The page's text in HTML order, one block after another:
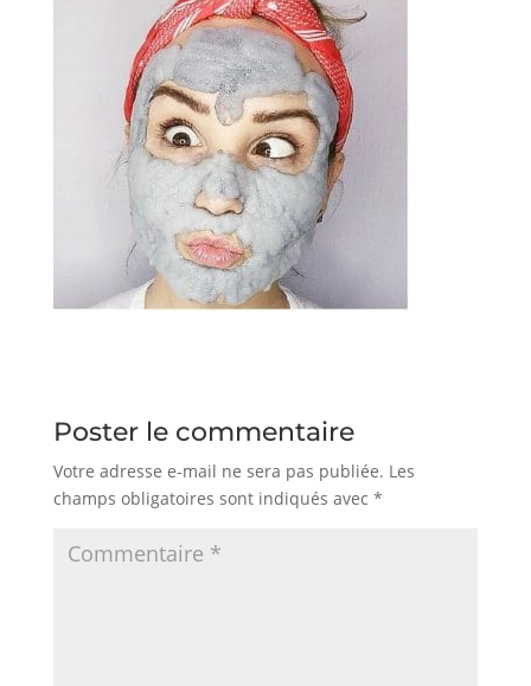
Poster le commentaire
Votre adresse e-mail ne sera pas publiée. Les
champs obligatoires sont indiqués avec *